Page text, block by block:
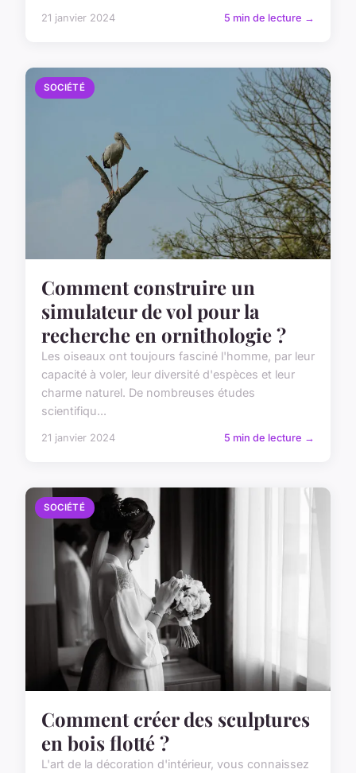
21 janvier 2024 5 min de lecture →
SOCIÉTÉ
Comment construire un
simulateur de vol pour la
recherche en ornithologie ?
Les oiseaux ont toujours fasciné l'homme, par leur
capacité à voler, leur diversité d'espèces et leur
charme naturel. De nombreuses études
scientifiqu...
21 janvier 2024 5 min de lecture →
SOCIÉTÉ
Comment créer des sculptures
en bois flotté ?
L'art de la décoration d'intérieur, vous connaissez